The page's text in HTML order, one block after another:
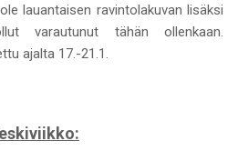
lauantaisen ravintolakuvan lisäksi
varautunut tähän ollenkaan.
ajalta 17.-21.1.